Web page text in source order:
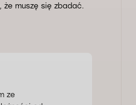
że muszę się zbadać.
ze